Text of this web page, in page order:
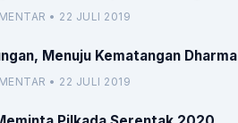
• 22 JULI 2019
Menuju Kematangan Dharma
• 22 JULI 2019